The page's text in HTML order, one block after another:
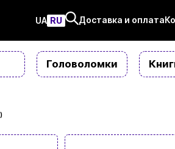
UAㅤ RU Доставка и оплата
Головоломки